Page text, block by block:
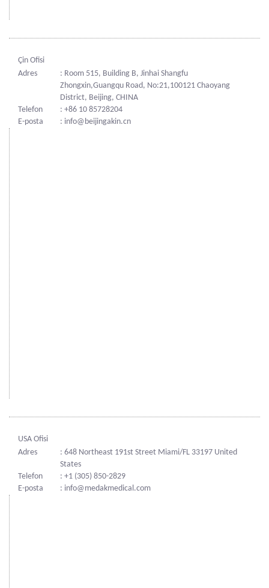
Çin Ofisi
Adres
: Room 515, Building B, Jinhai Shangfu
Zhongxin,Guangqu Road, No:21,100121 Chaoyang
District, Beijing, CHINA
Telefon
: +86 10 85728204
E-posta
: info@beijingakin.cn
USA Ofisi
Adres
: 648 Northeast 191st Street Miami/FL 33197 United
States
Telefon
: +1 (305) 850-2829
E-posta
: info@medakmedical.com